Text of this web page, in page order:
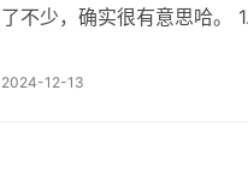
了不少，确实很有意思哈。
你付费。 比如这个YouTube
2024-12-13